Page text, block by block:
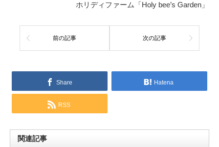
ホリディファーム「Holy bee’s Garden」
前の記事 次の記事
Share Hatena
RSS
関連記事